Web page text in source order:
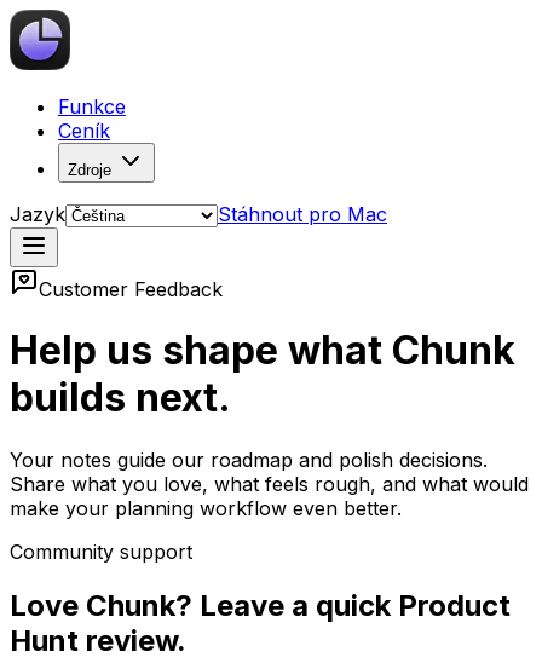
Funkce
Ceník
Zdroje
Jazyk Stáhnout pro Mac
Customer Feedback
Help us shape what Chunk
builds next.
Your notes guide our roadmap and polish decisions.
Share what you love, what feels rough, and what would
make your planning workflow even better.
Community support
Love Chunk? Leave a quick Product
Hunt review.